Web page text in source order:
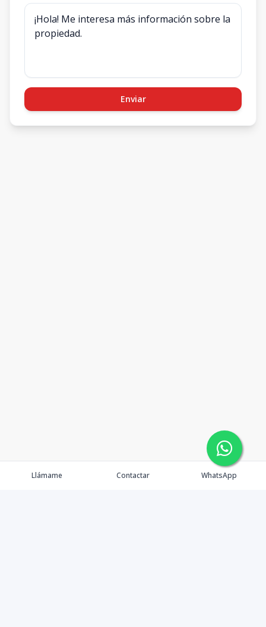
Enviar
Llámame Contactar WhatsApp